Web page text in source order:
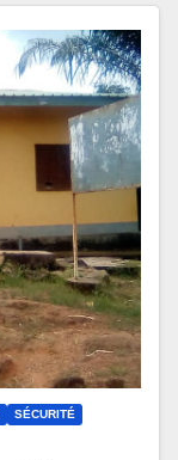
SÉCURITÉ